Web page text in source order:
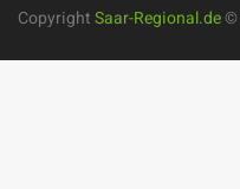
CopyrightSaar-Regional.de©